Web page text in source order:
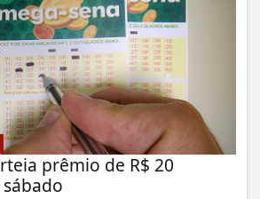
prêmio de R$ 20